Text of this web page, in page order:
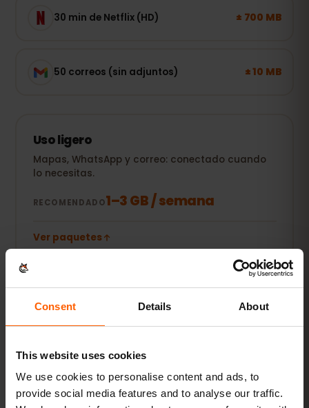
Consent Details About
This website uses cookies
We use cookies to personalise content and ads, to
provide social media features and to analyse our traffic.
30 min de Netflix (HD) ± 700 MB
50 correos (sin adjuntos) ± 10 MB
Uso ligero
Mapas, WhatsApp y correo: conectado cuando
lo necesitas.
RECOMENDADO1–3 GB / semana
Ver paquetes
POPULAR
compartir fotos.
RECOMENDADO 5–10 GB / mes
Ver paquetes